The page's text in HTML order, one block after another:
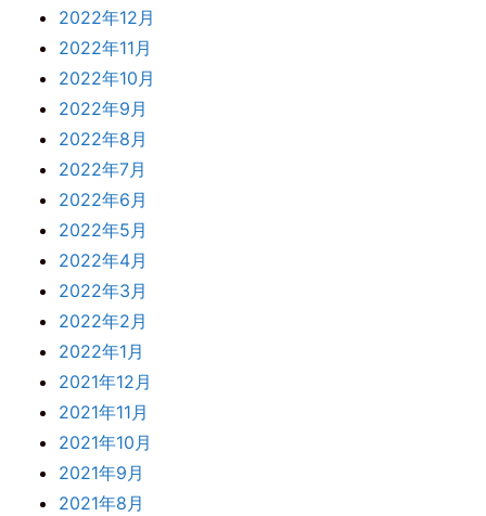
2022年12月
2022年11月
2022年10月
2022年9月
2022年8月
2022年7月
2022年6月
2022年5月
2022年4月
2022年3月
2022年2月
2022年1月
2021年12月
2021年11月
2021年10月
2021年9月
2021年8月